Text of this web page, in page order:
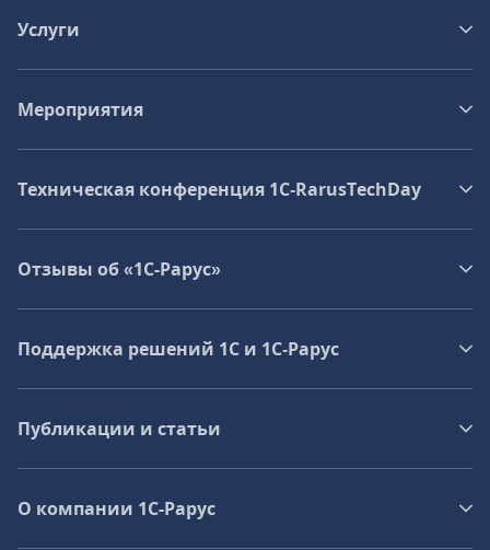
Услуги
Мероприятия
Техническая конференция 1C‑RarusTechDay
Отзывы об «1С-Рарус»
Поддержка решений 1С и 1С‑Рарус
Публикации и статьи
О компании 1C-Рарус